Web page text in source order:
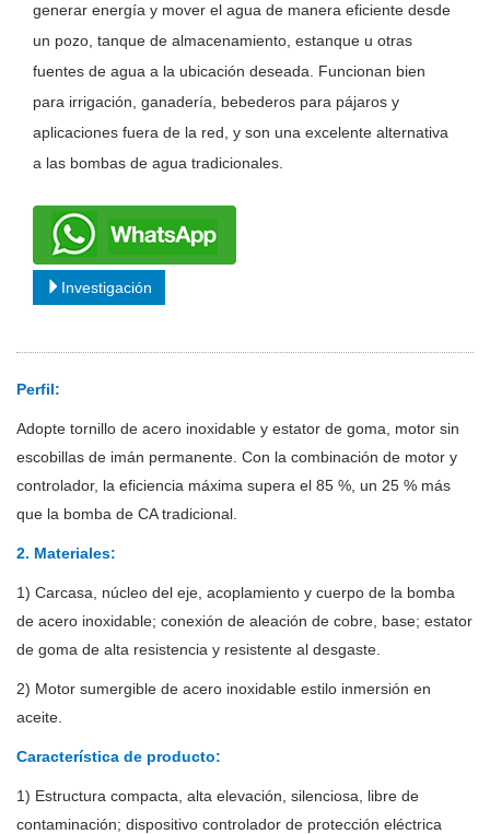
generar energía y mover el agua de manera eficiente desde
un pozo, tanque de almacenamiento, estanque u otras
fuentes de agua a la ubicación deseada. Funcionan bien
para irrigación, ganadería, bebederos para pájaros y
aplicaciones fuera de la red, y son una excelente alternativa
a las bombas de agua tradicionales.
Investigación
Perfil:
Adopte tornillo de acero inoxidable y estator de goma, motor sin
escobillas de imán permanente. Con la combinación de motor y
controlador, la eficiencia máxima supera el 85 %, un 25 % más
que la bomba de CA tradicional.
2. Materiales:
1) Carcasa, núcleo del eje, acoplamiento y cuerpo de la bomba
de acero inoxidable; conexión de aleación de cobre, base; estator
de goma de alta resistencia y resistente al desgaste.
2) Motor sumergible de acero inoxidable estilo inmersión en
aceite.
Característica de producto:
1) Estructura compacta, alta elevación, silenciosa, libre de
contaminación; dispositivo controlador de protección eléctrica